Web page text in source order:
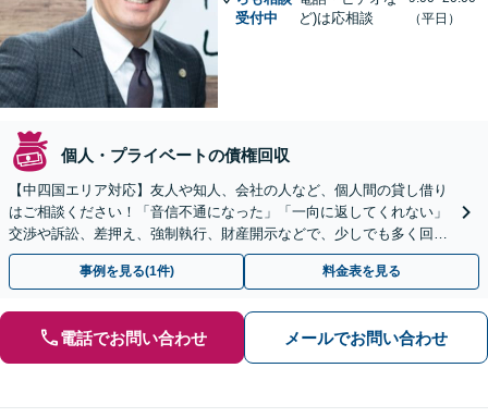
受付中
ど)は応相談
（平日）
個人・プライベートの債権回収
【中四国エリア対応】友人や知人、会社の人など、個人間の貸し借り
はご相談ください！「音信不通になった」「一向に返してくれない」
交渉や訴訟、差押え、強制執行、財産開示などで、少しでも多く回収
できるよう尽力【休日・夜間対応】【弁護士歴15年以上】
事例を見る(1件) 料金表を見る
電話でお問い合わせ メールでお問い合わせ